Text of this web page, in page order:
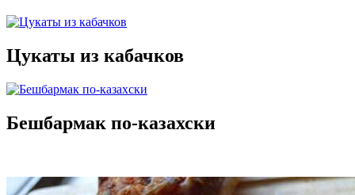
Цукаты из кабачков
Бешбармак по-казахски